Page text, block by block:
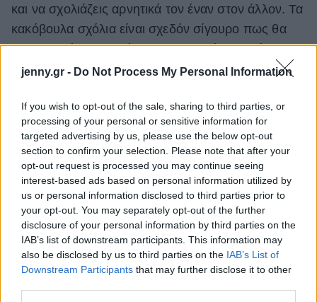
jenny.gr - Do Not Process My Personal Information
If you wish to opt-out of the sale, sharing to third parties, or
processing of your personal or sensitive information for
targeted advertising by us, please use the below opt-out
section to confirm your selection. Please note that after your
opt-out request is processed you may continue seeing
interest-based ads based on personal information utilized by
us or personal information disclosed to third parties prior to
your opt-out. You may separately opt-out of the further
disclosure of your personal information by third parties on the
IAB’s list of downstream participants. This information may
also be disclosed by us to third parties on the IAB’s List of
Downstream Participants that may further disclose it to other
και να σχολιάζεις αρνητικά τον έναν στον άλλον. Τα
κακόβουλα σχόλια είναι σχεδόν σίγουρο πως θα
κυκλοφορήσουν σε όλους και δεν είναι καθόλου
ωραίο για την εικόνα σου η φημη του κακού.
καυγάδων και κράτα τις απαραίτητες ισορροπίες.
Γ)Τι μπορώ να κάνω για να
κερδίσω τον σεβασμό;
Για να κερδίσεις τον σεβασμό από τους
συναδέλφους σου πρέπει να δείχνεις σεβασμό και
δεξιοτεχνία. Σε κάθε επαγγελματική σχέση πρέπει
να υπάρχει διαφάνεια, εμπιστοσύνη, κατανόηση,
ενσυναίσθηση και αυθεντικότητα. Είναι απαραίτητα